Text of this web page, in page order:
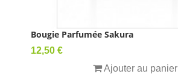
Bougie Parfumée Sakura
Prix
12,50 €
Ajouter au panier